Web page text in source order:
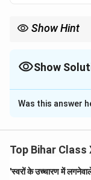
Show Hint
Show
The Correct
Solution and
से मिलकर बना है।
Was this answer
Top Bihar Class
'स्वरों के उच्चारण में